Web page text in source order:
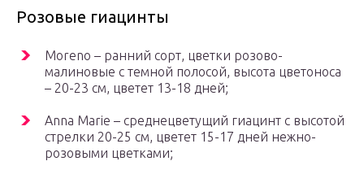
Розовые гиацинты
Moreno – ранний сорт, цветки розово-
малиновые с темной полосой, высота цветоноса
– 20-23 см, цветет 13-18 дней;
Anna Marie – среднецветущий гиацинт с высотой
стрелки 20-25 см, цветет 15-17 дней нежно-
розовыми цветками;